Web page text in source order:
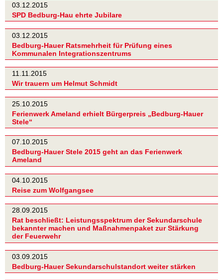
03.12.2015
SPD Bedburg-Hau ehrte Jubilare
03.12.2015
Bedburg-Hauer Ratsmehrheit für Prüfung eines
Kommunalen Integrationszentrums
11.11.2015
Wir trauern um Helmut Schmidt
25.10.2015
Ferienwerk Ameland erhielt Bürgerpreis „Bedburg-Hauer
Stele“
07.10.2015
Bedburg-Hauer Stele 2015 geht an das Ferienwerk
Ameland
04.10.2015
Reise zum Wolfgangsee
28.09.2015
Rat beschließt: Leistungsspektrum der Sekundarschule
bekannter machen und Maßnahmenpaket zur Stärkung
der Feuerwehr
03.09.2015
Bedburg-Hauer Sekundarschulstandort weiter stärken